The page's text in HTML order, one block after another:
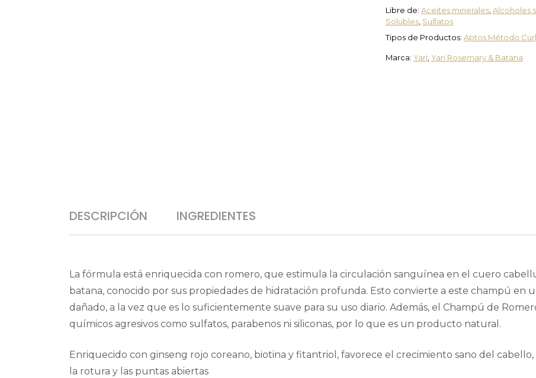
Libre de: Aceites minerales,Alcoholes
Solubles, Sulfatos
Tipos de Productos: Aptos Método
Marca: Yari,Yari Rosemary & Batana
DESCRIPCIÓN INGREDIENTES
La fórmula está enriquecida con romero, que estimula la circulación sanguínea en el cuero
batana, conocido por sus propiedades de hidratación profunda. Esto convierte a este champú en
dañado, a la vez que es lo suficientemente suave para su uso diario. Además, el Champú de
químicos agresivos como sulfatos, parabenos ni siliconas, por lo que es un producto natural.
Enriquecido con ginseng rojo coreano, biotina y fitantriol, favorece el crecimiento sano del
la rotura y las puntas abiertas